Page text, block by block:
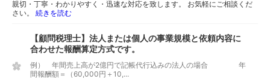
親切・丁寧・わかりやすく・迅速な対応を致します。 お気軽にご相談くだ
さい。 続きを読む
【顧問税理士】法人または個人の事業規模と依頼内容に
合わせた報酬算定方式です。
例） 年間売上高が2億円で記帳代行込みの法人の場合 年
間報酬額＝（60,000円＋10,...